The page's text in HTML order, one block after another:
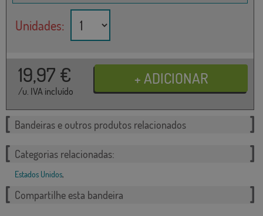
Unidades:
19,97 €
/u. IVA incluído
Bandeiras e outros produtos relacionados
Categorias relacionadas:
Estados Unidos,
Compartilhe esta bandeira